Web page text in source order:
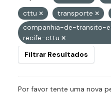
cttu
transporte
companhia-de-transito-
recife-cttu
Filtrar Resultados
Por favor tente uma nova